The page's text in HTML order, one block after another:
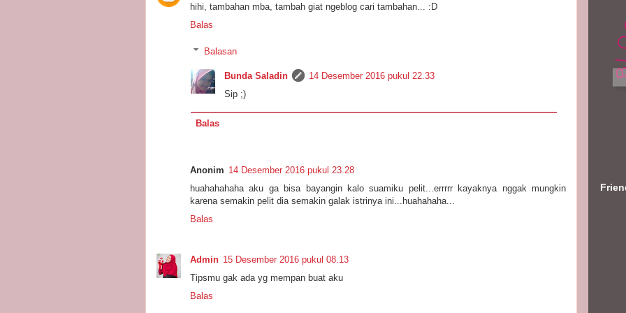
hihi, tambahan mba, tambah giat ngeblog cari tambahan... :D
Balas
Balasan
Bunda Saladin
14 Desember 2016 pukul 22.33
Sip ;)
Balas
Anonim 14 Desember 2016 pukul 23.28
huahahahaha aku ga bisa bayangin kalo suamiku pelit...errrrr kayaknya nggak mungkin
karena semakin pelit dia semakin galak istrinya ini...huahahaha...
Balas
Admin 15 Desember 2016 pukul 08.13
Tipsmu gak ada yg mempan buat aku
Balas